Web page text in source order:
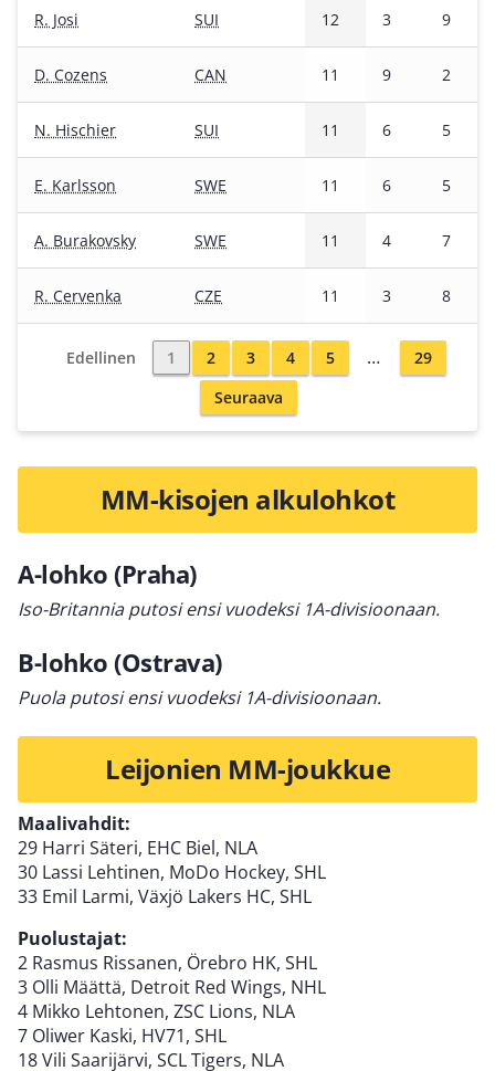
R. Josi SUI 12 3 9
D. Cozens CAN 11 9 2
N. Hischier SUI 11 6 5
E. Karlsson SWE 11 6 5
A. Burakovsky SWE 11 4 7
R. Cervenka CZE 11 3 8
Edellinen 1 2 3 4 5 …
29
Seuraava
MM-kisojen alkulohkot
A-lohko (Praha)
Iso-Britannia putosi ensi vuodeksi 1A-divisioonaan.
B-lohko (Ostrava)
Puola putosi ensi vuodeksi 1A-divisioonaan.
Leijonien MM-joukkue
Maalivahdit:
29 Harri Säteri, EHC Biel, NLA
30 Lassi Lehtinen, MoDo Hockey, SHL
33 Emil Larmi, Växjö Lakers HC, SHL
Puolustajat:
2 Rasmus Rissanen, Örebro HK, SHL
3 Olli Määttä, Detroit Red Wings, NHL
4 Mikko Lehtonen, ZSC Lions, NLA
7 Oliwer Kaski, HV71, SHL
18 Vili Saarijärvi, SCL Tigers, NLA